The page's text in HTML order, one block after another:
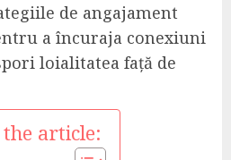
de angajament
a încuraja conexiuni
loialitatea față de
article: